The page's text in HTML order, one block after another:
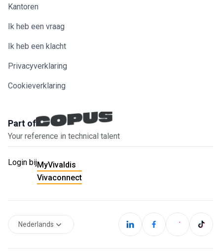
Kantoren
Ik heb een vraag
Ik heb een klacht
Privacyverklaring
Cookieverklaring
Part of
Your reference in technical talent
Login bijMyVivaldis
Vivaconnect
Nederlands